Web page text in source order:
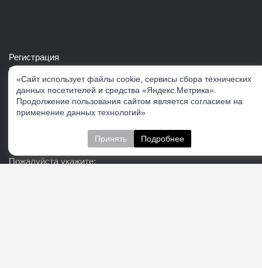
Регистрация
Войти в свой аккаунт
Скачать каталог продукции VERTUL
Следите за нами
Пожалуйста укажите:
«Сайт использует файлы cookie, сервисы сбора технических
данных посетителей и средства «Яндекс.Метрика».
Продолжение пользования сайтом является согласием на
применение данных технологий»
Принять Подробнее